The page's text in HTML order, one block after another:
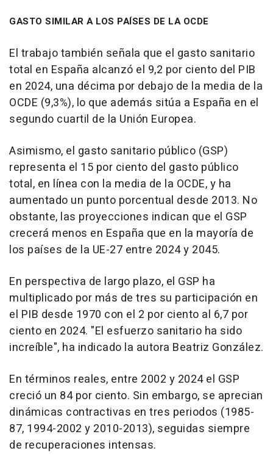
GASTO SIMILAR A LOS PAÍSES DE LA OCDE
El trabajo también señala que el gasto sanitario
total en España alcanzó el 9,2 por ciento del PIB
en 2024, una décima por debajo de la media de la
OCDE (9,3%), lo que además sitúa a España en el
segundo cuartil de la Unión Europea.
Asimismo, el gasto sanitario público (GSP)
representa el 15 por ciento del gasto público
total, en línea con la media de la OCDE, y ha
aumentado un punto porcentual desde 2013. No
obstante, las proyecciones indican que el GSP
crecerá menos en España que en la mayoría de
los países de la UE-27 entre 2024 y 2045.
En perspectiva de largo plazo, el GSP ha
multiplicado por más de tres su participación en
el PIB desde 1970 con el 2 por ciento al 6,7 por
ciento en 2024. "El esfuerzo sanitario ha sido
increíble", ha indicado la autora Beatriz González.
En términos reales, entre 2002 y 2024 el GSP
creció un 84 por ciento. Sin embargo, se aprecian
dinámicas contractivas en tres periodos (1985-
87, 1994-2002 y 2010-2013), seguidas siempre
de recuperaciones intensas.